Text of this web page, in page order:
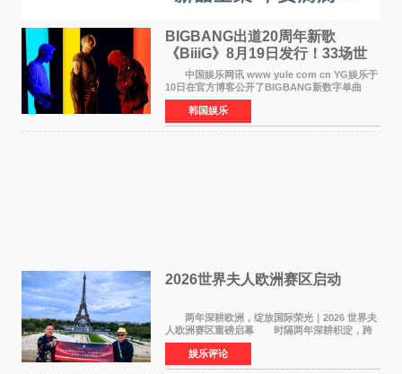
BIGBANG出道20周年新歌
《BiiiG》8月19日发行！33场世
界巡演同步启航
中国娱乐网讯 www yule com cn YG娱乐于
10日在官方博客公开了BIGBANG新数字单曲
《BiiiG》的海报，宣布新歌将于8月19日——组
合出道20周年纪念日正式发行。歌名取自意为"巨
大""宏大"的"BIG"
韩国娱乐
2026世界夫人欧洲赛区启动
两年深耕欧洲，绽放国际荣光｜2026 世界夫
人欧洲赛区重磅启幕 时隔两年深耕积淀，跨
越多国文化游学！伴随着国际影响力持续攀升，
2026 世界夫人欧洲赛区正式全面启动。本次赛区
落地，是世
娱乐评论